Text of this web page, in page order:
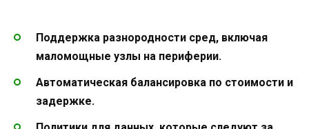
Поддержка разнородности сред, включая
маломощные узлы на периферии.
Автоматическая балансировка по стоимости и
задержке.